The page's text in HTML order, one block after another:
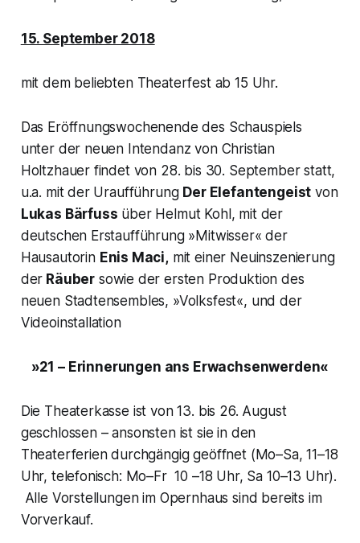
15. September 2018
mit dem beliebten Theaterfest ab 15 Uhr.
Das Eröffnungswochenende des Schauspiels
unter der neuen Intendanz von Christian
Holtzhauer findet von 28. bis 30. September statt,
u.a. mit der Uraufführung Der Elefantengeist von
Lukas Bärfuss über Helmut Kohl, mit der
deutschen Erstaufführung »Mitwisser« der
Hausautorin Enis Maci,mit einer Neuinszenierung
der Räuber sowie der ersten Produktion des
neuen Stadtensembles, »Volksfest«, und der
Videoinstallation
»21 – Erinnerungen ans Erwachsenwerden«
Die Theaterkasse ist von 13. bis 26. August
geschlossen – ansonsten ist sie in den
Theaterferien durchgängig geöffnet (Mo–Sa, 11–18
Uhr, telefonisch: Mo–Fr 10 –18 Uhr, Sa 10–13 Uhr).
Alle Vorstellungen im Opernhaus sind bereits im
Vorverkauf.